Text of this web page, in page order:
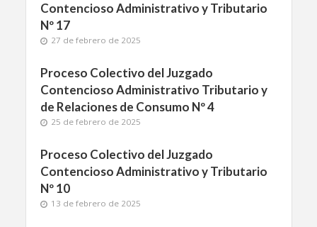
Contencioso Administrativo y Tributario
Nº 17
27 de febrero de 2025
Proceso Colectivo del Juzgado
Contencioso Administrativo Tributario y
de Relaciones de Consumo Nº 4
25 de febrero de 2025
Proceso Colectivo del Juzgado
Contencioso Administrativo y Tributario
Nº 10
13 de febrero de 2025